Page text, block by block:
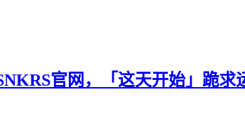
官网，「这天开始」跪求